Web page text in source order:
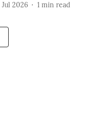
Jul 2026 1 min read